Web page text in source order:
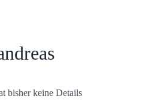
bisher keine Details